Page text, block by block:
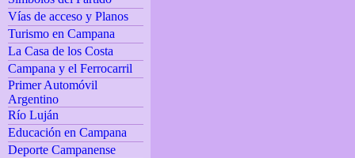
Vías de acceso y Planos
Turismo en Campana
La Casa de los Costa
Campana y el Ferrocarril
Primer Automóvil
Argentino
Río Luján
Educación en Campana
Deporte Campanense